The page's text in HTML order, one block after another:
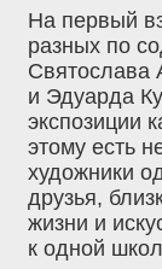
На первый
разных по
Святослава
и Эдуарда
экспозиции
этому есть
художники
друзья,
жизни и
к одной